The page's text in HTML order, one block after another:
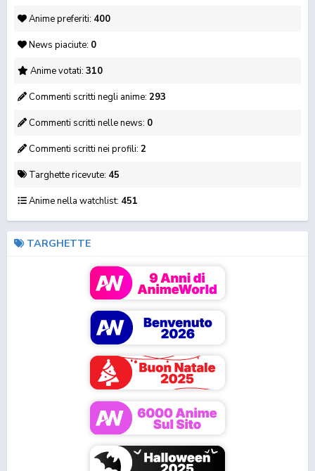
Sword 2
Jujutsu Kaisen 3: The
Culling Ga...
Anime preferiti: 400
News piaciute: 0
Anime votati: 310
Commenti scritti negli anime: 293
Commenti scritti nelle news: 0
Commenti scritti nei profili: 2
Targhette ricevute: 45
Anime nella watchlist: 451
TARGHETTE